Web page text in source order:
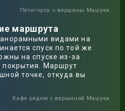
Пятигорск с вершины Машука
маршрута
видами на
спуск по той же
на спуске из-за
покрытия. Маршрут
точке, откуда вы
Кафе рядом с вершиной Машука